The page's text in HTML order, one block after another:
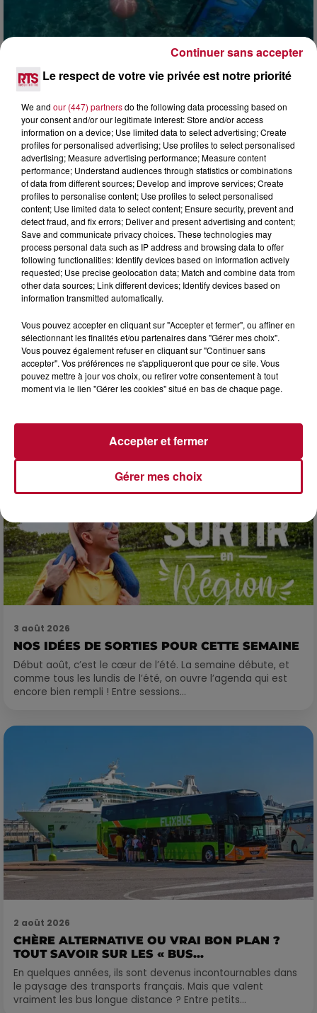
4 août 2026
HÉRAULT, PYRÉNÉES-ORIENTALES : TROIS
Pas besoin de bouteilles de plongée lourdes ni de diplômes
complexes pour observer la vie sous-marine. Cet été, un
masque, un tuba et une paire de palmes...
3 août 2026
SOIRÉE DJ PLAYA
3 août 2026
NOS IDÉES DE SORTIES POUR CETTE SEMAINE
Début août, c’est le cœur de l’été. La semaine débute, et
comme tous les lundis de l’été, on ouvre l’agenda qui est
encore bien rempli ! Entre sessions...
2 août 2026
CHÈRE ALTERNATIVE OU VRAI BON PLAN ?
TOUT SAVOIR SUR LES « BUS...
En quelques années, ils sont devenus incontournables dans
le paysage des transports français. Mais que valent
vraiment les bus longue distance ? Entre petits...
Le respect de votre vie privée est notre priorité
We and our (447) partnersdo the following data processing based on
your consent and/or our legitimate interest: Store and/or access
information on a device; Use limited data to select advertising; Create
profiles for personalised advertising; Use profiles to select personalised
advertising; Measure advertising performance; Measure content
performance; Understand audiences through statistics or combinations
of data from different sources; Develop and improve services; Create
profiles to personalise content; Use profiles to select personalised
content; Use limited data to select content; Ensure security, prevent and
detect fraud, and fix errors; Deliver and present advertising and content;
Save and communicate privacy choices. These technologies may
process personal data such as IP address and browsing data to offer
following functionalities: Identify devices based on information actively
requested; Use precise geolocation data; Match and combine data from
other data sources; Link different devices; Identify devices based on
information transmitted automatically.
Vous pouvez accepter en cliquant sur "Accepter et fermer", ou affiner en
sélectionnant les finalités et/ou partenaires dans "Gérer mes choix".
Vous pouvez également refuser en cliquant sur "Continuer sans
accepter". Vos préférences ne s'appliqueront que pour ce site. Vous
pouvez mettre à jour vos choix, ou retirer votre consentement à tout
moment via le lien "Gérer les cookies" situé en bas de chaque page.
Gérer mes choix
Accepter et fermer
Continuer sans accepter